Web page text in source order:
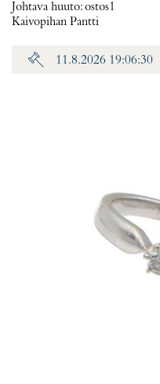
Johtava huuto:ostos1
Kaivopihan Pantti
11.8.2026 19:06:30